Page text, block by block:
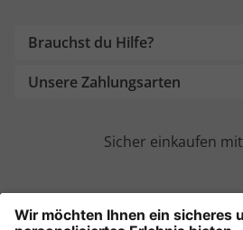
Brauchst du Hilfe?
Unsere Zahlungsarten
Sicher einkaufen mit
Weitere Onlineshops